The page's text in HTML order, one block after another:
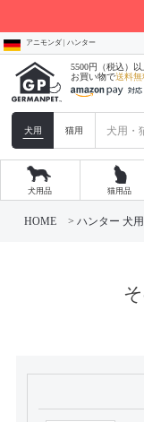
アニモンダ | ハンター
5500円（税込）
お買い物で送料無
犬用 猫用
犬用品 猫用品
HOME ハンター 犬